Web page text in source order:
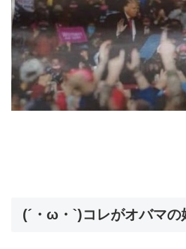
(´・ω・`)コレがオバマの